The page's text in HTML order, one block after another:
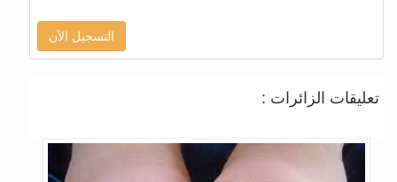
التسجيل الآن
تعليقات الزائرات :